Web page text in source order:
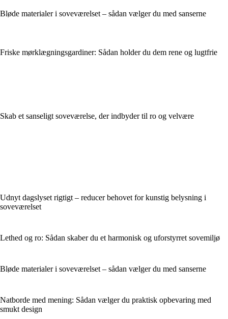
Bløde materialer i soveværelset – sådan vælger du med sanserne
Friske mørklægningsgardiner: Sådan holder du dem rene og lugtfrie
Skab et sanseligt soveværelse, der indbyder til ro og velvære
Udnyt dagslyset rigtigt – reducer behovet for kunstig belysning i
soveværelset
Lethed og ro: Sådan skaber du et harmonisk og uforstyrret sovemiljø
Bløde materialer i soveværelset – sådan vælger du med sanserne
Natborde med mening: Sådan vælger du praktisk opbevaring med
smukt design